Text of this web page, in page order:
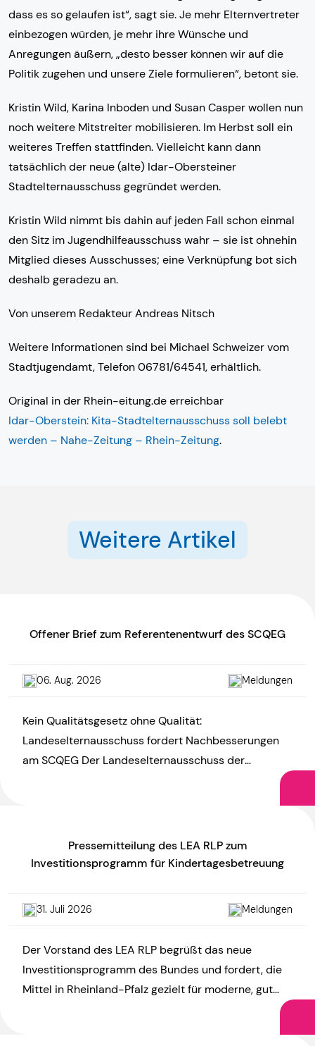
dass es so gelaufen ist“, sagt sie. Je mehr Elternvertreter
einbezogen würden, je mehr ihre Wünsche und
Anregungen äußern, „desto besser können wir auf die
Politik zugehen und unsere Ziele formulieren“, betont sie.
Kristin Wild, Karina Inboden und Susan Casper wollen nun
noch weitere Mitstreiter mobilisieren. Im Herbst soll ein
weiteres Treffen stattfinden. Vielleicht kann dann
tatsächlich der neue (alte) Idar-Obersteiner
Stadtelternausschuss gegründet werden.
Kristin Wild nimmt bis dahin auf jeden Fall schon einmal
den Sitz im Jugendhilfeausschuss wahr – sie ist ohnehin
Mitglied dieses Ausschusses; eine Verknüpfung bot sich
deshalb geradezu an.
Von unserem Redakteur Andreas Nitsch
Weitere Informationen sind bei Michael Schweizer vom
Stadtjugendamt, Telefon 06781/64541, erhältlich.
Original in der Rhein-eitung.de erreichbar
Idar-Oberstein: Kita-Stadtelternausschuss soll belebt
werden – Nahe-Zeitung – Rhein-Zeitung.
Weitere Artikel
Offener Brief zum Referentenentwurf des SCQEG
06. Aug. 2026 Meldungen
Kein Qualitätsgesetz ohne Qualität:
Landeselternausschuss fordert Nachbesserungen
am SCQEG Der Landeselternausschuss der
(SCQEG) und […]Pressemitteilung des LEA RLP zum
Investitionsprogramm für Kindertagesbetreuung
31. Juli 2026 Meldungen
Der Vorstand des LEA RLP begrüßt das neue
Investitionsprogramm des Bundes und fordert, die
Mittel in Rheinland-Pfalz gezielt für moderne, gut